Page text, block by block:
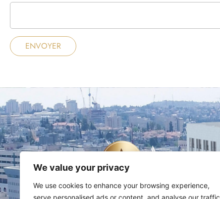
We value your privacy
We use cookies to enhance your browsing experience,
serve personalised ads or content, and analyse our traffic.
ENVOYER